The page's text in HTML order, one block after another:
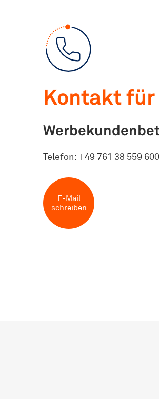
Kontakt für
Telefon: +49 761 38 559 600
E-Mail
schreiben